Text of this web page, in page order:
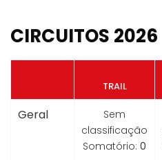
CIRCUITOS 2026
TRAIL
Geral
Sem
classificação
Somatório: 0